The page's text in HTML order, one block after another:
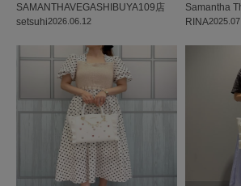
2026.06.12
SAMANTHAVEGASHIBUYA109店
setsuhi
Samantha
RINA